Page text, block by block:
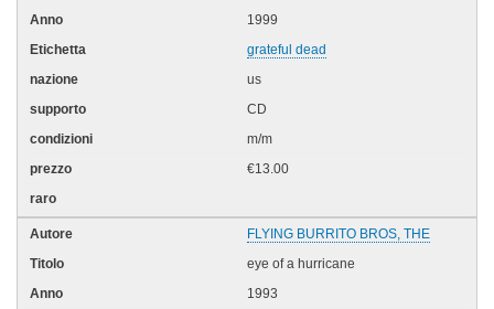
1999
grateful dead
us
CD
m/m
€13.00
FLYING BURRITO BROS, THE
eye of a hurricane
1993